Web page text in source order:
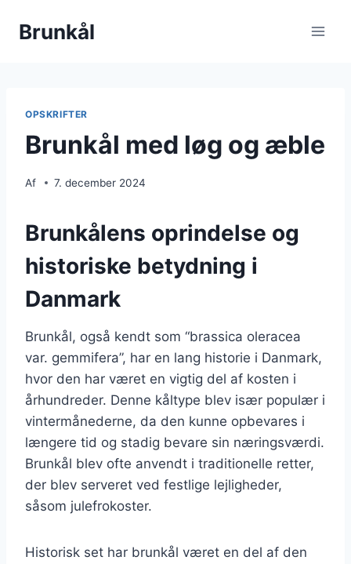
Brunkål
OPSKRIFTER
Brunkål med løg og æble
Af 7. december 2024
Brunkålens oprindelse og
historiske betydning i
Danmark
Brunkål, også kendt som “brassica oleracea
var. gemmifera”, har en lang historie i Danmark,
hvor den har været en vigtig del af kosten i
århundreder. Denne kåltype blev især populær i
vintermånederne, da den kunne opbevares i
længere tid og stadig bevare sin næringsværdi.
Brunkål blev ofte anvendt i traditionelle retter,
der blev serveret ved festlige lejligheder,
såsom julefrokoster.
Historisk set har brunkål været en del af den